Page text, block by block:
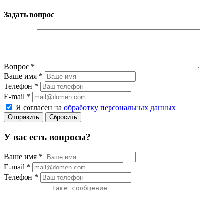
Задать вопрос
Вопрос *
Ваше имя *
Телефон *
E-mail *
Я согласен на обработку персональных данных
Сбросить
У вас есть вопросы?
Ваше имя *
E-mail *
Телефон *